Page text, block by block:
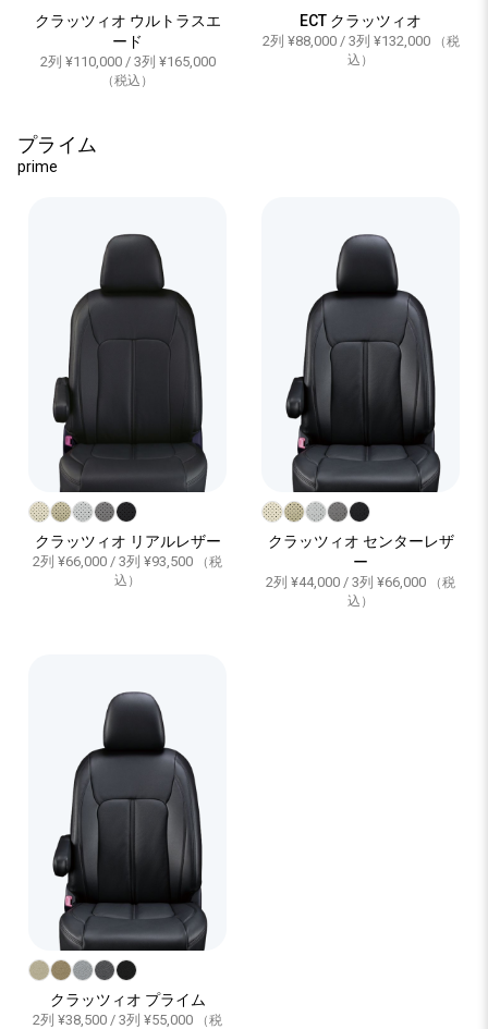
クラッツィオ ウルトラスエ
ード
2列 ¥110,000 / 3列 ¥165,000
（税込）
ECT クラッツィオ
2列 ¥88,000 / 3列 ¥132,000
（税
込）
プライム
prime
クラッツィオ リアルレザー
2列 ¥66,000 / 3列 ¥93,500
（税
込）
クラッツィオ センターレザ
ー
2列 ¥44,000 / 3列 ¥66,000
（税
込）
クラッツィオ プライム
2列 ¥38,500 / 3列 ¥55,000
（税